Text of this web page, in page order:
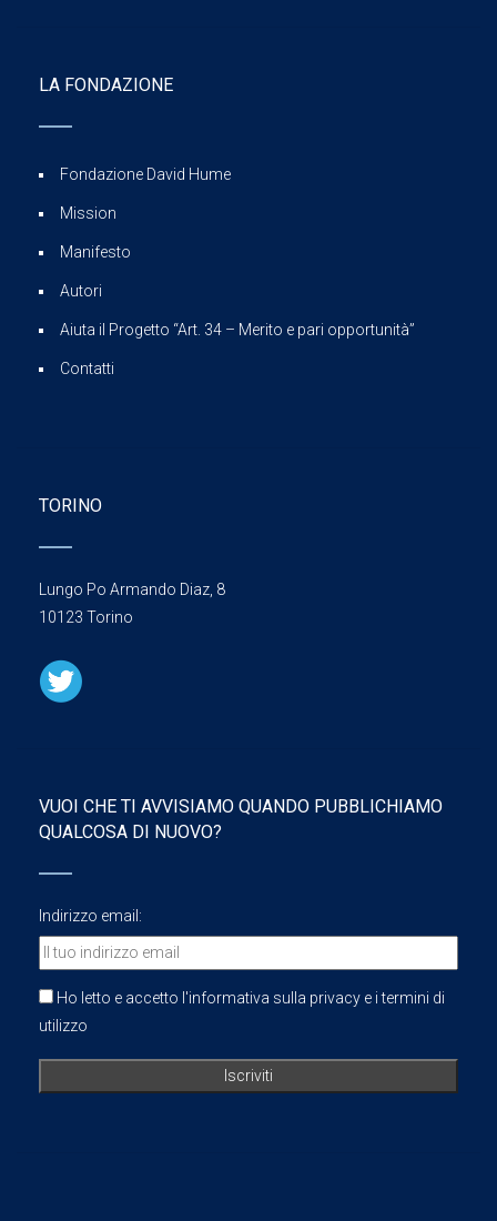
LA FONDAZIONE
Fondazione David Hume
Mission
Manifesto
Autori
Aiuta il Progetto “Art. 34 – Merito e pari opportunità”
Contatti
TORINO
Lungo Po Armando Diaz, 8
10123 Torino
VUOI CHE TI AVVISIAMO QUANDO PUBBLICHIAMO
QUALCOSA DI NUOVO?
Indirizzo email:
Ho letto e accetto l'informativa sulla privacy e i termini di
utilizzo